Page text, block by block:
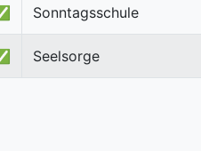
Sonntagsschule
Seelsorge